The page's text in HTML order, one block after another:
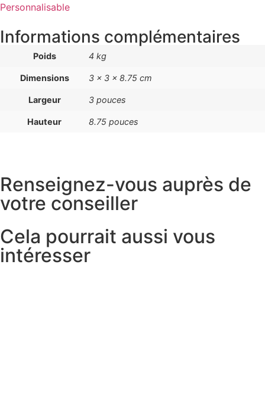
Personnalisable
Informations complémentaires
Poids 4 kg
Dimensions 3 × 3 × 8.75 cm
Largeur 3 pouces
Hauteur 8.75 pouces
Renseignez-vous auprès de
votre conseiller
Cela pourrait aussi vous
intéresser